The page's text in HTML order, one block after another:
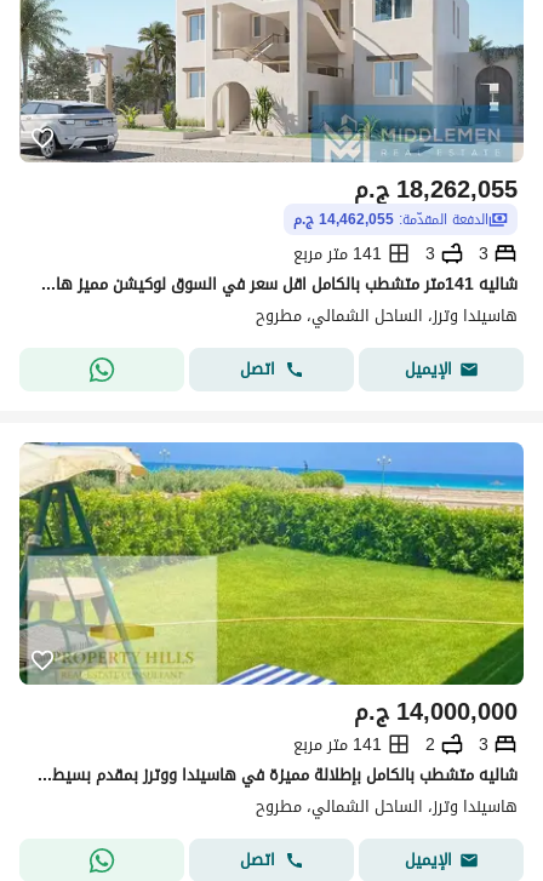
ج.م18,262,055
الدفعة المقدّمة: 14,462,055 ج.م
3
3
141 متر مربع
شاليه 141متر متشطب بالكامل اقل سعر في السوق لوكيشن مميز هاسيندا واترز الساحل الشمالي Hacienda Waters
هاسيندا وترز، الساحل الشمالي، مطروح
الإيميل
اتصل
ج.م14,000,000
3
2
141 متر مربع
شاليه متشطب بالكامل بإطلالة مميزة في هاسيندا ووترز بمقدم بسيط وتقسيط حتى 10 سنين في قلب راس الحكمة
هاسيندا وترز، الساحل الشمالي، مطروح
الإيميل
اتصل